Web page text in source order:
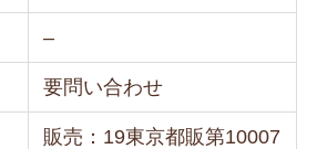
–
要問い合わせ
販売：19東京都販第10007